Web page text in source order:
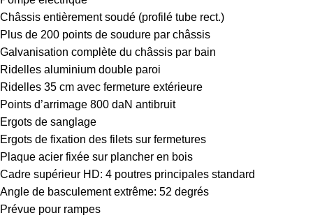
Châssis entièrement soudé (profilé tube rect.)
Plus de 200 points de soudure par châssis
Galvanisation complète du châssis par bain
Ridelles aluminium double paroi
Ridelles 35 cm avec fermeture extérieure
Points d’arrimage 800 daN antibruit
Ergots de sanglage
Ergots de fixation des filets sur fermetures
Plaque acier fixée sur plancher en bois
Cadre supérieur HD: 4 poutres principales standard
Angle de basculement extrême: 52 degrés
Prévue pour rampes